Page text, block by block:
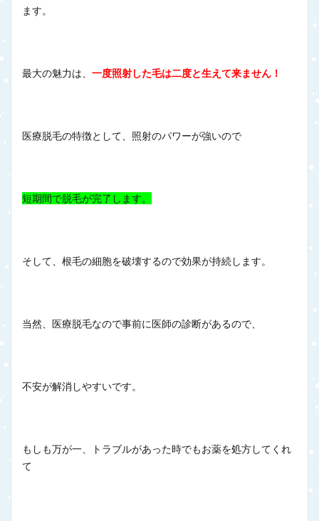
ます。
最大の魅力は、 一度照射した毛は二度と生えて来ません！
医療脱毛の特徴として、照射のパワーが強いので
短期間で脱毛が完了します。
そして、根毛の細胞を破壊するので効果が持続します。
当然、医療脱毛なので事前に医師の診断があるので、
不安が解消しやすいです。
もしも万が一、トラブルがあった時でもお薬を処方してくれ
て